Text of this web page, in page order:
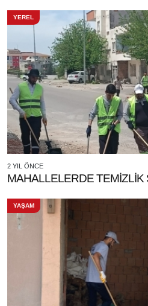
YEREL
2 YIL ÖNCE
MAHALLELERDE TEMİZLİK
YAŞAM